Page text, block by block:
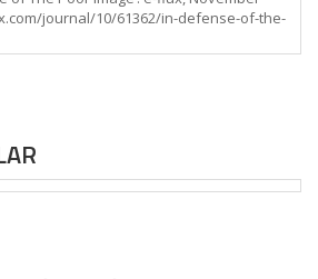
journal/10/61362/in-defense-of-the-